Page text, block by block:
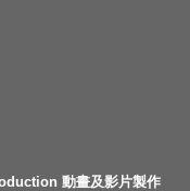
動畫及影片製作